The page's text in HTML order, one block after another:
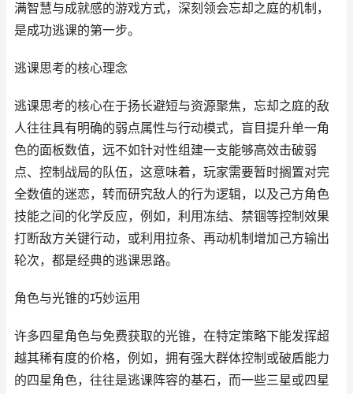
满智慧与成就感的游戏方式，深刻领会忘却之庭的机制，
是成功逃课的第一步。
逃课思考的核心理念
逃课思考的核心在于扬长避短与资源聚焦，忘却之庭的敌
人往往具有明确的弱点属性与行动模式，盲目提升单一角
色的面板数值，远不如针对性组建一支能够高效击破弱
点、控制战局的队伍，这意味着，玩家需要暂时搁置对完
全数值的迷恋，转而研究敌人的行为逻辑，以及己方角色
技能之间的化学反应，例如，利用冻结、禁锢等控制效果
打断敌方关键行动，或利用拉条、再动机制增加己方输出
轮次，都是经典的逃课思路。
角色与光锥的巧妙运用
许多四星角色与免费获取的光锥，在特定策略下能发挥超
越其稀有度的价格，例如，拥有强大群体控制或破盾能力
的四星角色，往往是逃课阵容的基石，而一些三星或四星